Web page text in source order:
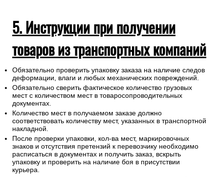
5. Инструкции при получении
товаров из транспортных компаний
Обязательно проверить упаковку заказа на наличие следов
деформации, влаги и любых механических повреждений.
Обязательно сверить фактическое количество грузовых
мест с количеством мест в товаросопроводительных
документах.
Количество мест в получаемом заказе должно
соответствовать количеству мест, указанных в транспортной
накладной.
После проверки упаковки, кол-ва мест, маркировочных
знаков и отсутствия претензий к перевозчику необходимо
расписаться в документах и получить заказ, вскрыть
упаковку и проверить на наличие боя в присутствии
курьера.